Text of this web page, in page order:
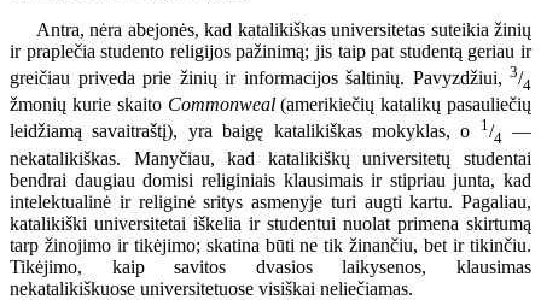
Antra, nėra abejonės, kad katalikiškas universitetas suteikia žinių
ir praplečia studento religijos pažinimą; jis taip pat studentą geriau ir
greičiau priveda prie žinių ir informacijos šaltinių. Pavyzdžiui, 3/4
žmonių kurie skaito Commonweal(amerikiečių katalikų pasauliečių
leidžiamą savaitraštį), yra baigę katalikiškas mokyklas, o
1/4 —
nekatalikiškas. Manyčiau, kad katalikiškų universitetų studentai
bendrai daugiau domisi religiniais klausimais ir stipriau junta, kad
intelektualinė ir religinė sritys asmenyje turi augti kartu. Pagaliau,
katalikiški universitetai iškelia ir studentui nuolat primena skirtumą
tarp žinojimo ir tikėjimo; skatina būti ne tik žinančiu, bet ir tikinčiu.
Tikėjimo, kaip savitos dvasios laikysenos, klausimas
nekatalikiškuose universitetuose visiškai neliečiamas.